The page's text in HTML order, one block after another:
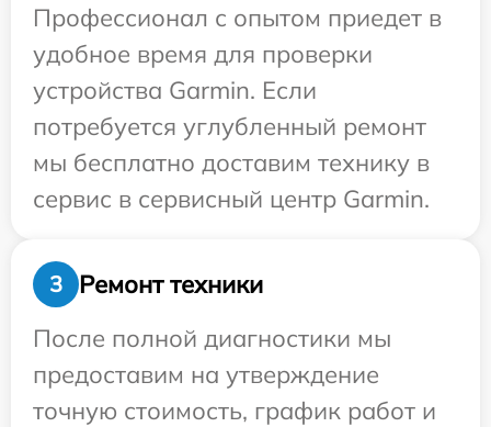
Профессионал с опытом приедет в
удобное время для проверки
устройства Garmin. Если
потребуется углубленный ремонт
мы бесплатно доставим технику в
сервис в сервисный центр Garmin.
3
Ремонт техники
После полной диагностики мы
предоставим на утверждение
точную стоимость, график работ и